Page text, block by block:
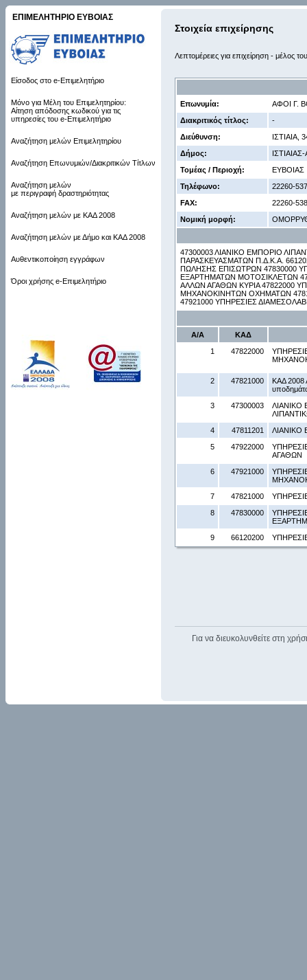
ΕΠΙΜΕΛΗΤΗΡΙΟ ΕΥΒΟΙΑΣ
Είσοδος στο e-Επιμελητήριο
Μόνο για Μέλη του Επιμελητηρίου:
Αίτηση απόδοσης κωδικού για τις
υπηρεσίες του e-Επιμελητήριο
Αναζήτηση μελών Επιμελητηρίου
Αναζήτηση Επωνυμιών/Διακριτικών Τίτλων
Αναζήτηση μελών
με περιγραφή δραστηριότητας
Αναζήτηση μελών με ΚΑΔ 2008
Αναζήτηση μελών με Δήμο και ΚΑΔ 2008
Αυθεντικοποίηση εγγράφων
Όροι χρήσης e-Επιμελητήριο
Στοιχεία επιχείρησης
Λεπτομέρειες για επιχείρηση - μέλος
Επωνυμία:
ΑΦΟΙ Γ.
Διακριτικός τίτλος:
-
Διεύθυνση:
ΙΣΤΙΑΙΑ,
Δήμος:
Τομέας / Περιοχή:
ΕΥΒΟΙΑΣ
Τηλέφωνο:
22260-
FAX:
22260-
Νομική μορφή:
47300003 ΛΙΑΝΙΚΟ ΕΜΠΟΡΙΟ
ΠΑΡΑΣΚΕΥΑΣΜΑΤΩΝ Π.Δ.Κ.Α.
ΠΩΛΗΣΗΣ ΕΠΙΣΩΤΡΩΝ 47830000
ΕΞΑΡΤΗΜΑΤΩΝ ΜΟΤΟΣΙΚΛΕΤΩΝ
ΑΛΛΩΝ ΑΓΑΘΩΝ ΚΥΡΙΑ 47822000
ΜΗΧΑΝΟΚΙΝΗΤΩΝ ΟΧΗΜΑΤΩΝ
47921000 ΥΠΗΡΕΣΙΕΣ
Α/Α
ΚΑΔ
1
47822000
2 47821000
ΚΑΔ 2008
3
47300003
ΛΙΑΝΙΚΟ
4
47811201
ΛΙΑΝΙΚΟ
5
47922000
ΑΓΑΘΩΝ
6
47921000
7
47821000
8
47830000
9
66120200
Για να διευκολυνθείτε στη